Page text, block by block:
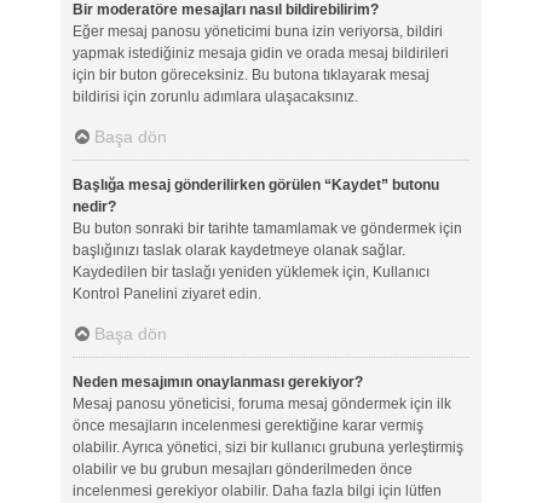
Bir moderatöre mesajları nasıl bildirebilirim?
Eğer mesaj panosu yöneticimi buna izin veriyorsa, bildiri
yapmak istediğiniz mesaja gidin ve orada mesaj bildirileri
için bir buton göreceksiniz. Bu butona tıklayarak mesaj
bildirisi için zorunlu adımlara ulaşacaksınız.
Başa dön
Başlığa mesaj gönderilirken görülen “Kaydet” butonu
nedir?
Bu buton sonraki bir tarihte tamamlamak ve göndermek için
başlığınızı taslak olarak kaydetmeye olanak sağlar.
Kaydedilen bir taslağı yeniden yüklemek için, Kullanıcı
Kontrol Panelini ziyaret edin.
Başa dön
Neden mesajımın onaylanması gerekiyor?
Mesaj panosu yöneticisi, foruma mesaj göndermek için ilk
önce mesajların incelenmesi gerektiğine karar vermiş
olabilir. Ayrıca yönetici, sizi bir kullanıcı grubuna yerleştirmiş
olabilir ve bu grubun mesajları gönderilmeden önce
incelenmesi gerekiyor olabilir. Daha fazla bilgi için lütfen